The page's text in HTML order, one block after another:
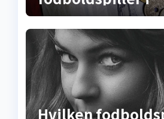
Superligaen?
om lønninger,
de skjulte
millionkontrakter
Hvilken